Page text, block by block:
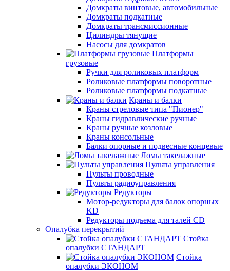
Домкраты винтовые, автомобильные
Домкраты подкатные
Домкраты трансмиссионные
Цилиндры тянущие
Насосы для домкратов
Платформы
грузовые
Ручки для роликовых платформ
Роликовые платформы поворотные
Роликовые платформы подкатные
Краны и балки
Краны стреловые типа "Пионер"
Краны гидравлические ручные
Краны ручные козловые
Краны консольные
Балки опорные и подвесные концевые
Ломы такелажные
Пульты управления
Пульты проводные
Пульты радиоуправления
Редукторы
Мотор-редукторы для балок опорных
KD
Редукторы подъема для талей CD
Опалубка перекрытий
Стойка
опалубки СТАНДАРТ
Стойка
опалубки ЭКОНОМ